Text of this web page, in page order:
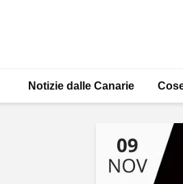
Notizie dalle Canarie